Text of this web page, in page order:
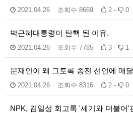
2021.04.26 조회수 8669 2 - 0
박근혜대통령이 탄핵 된 이유.
2021.04.26 조회수 7785 3 - 1
문재인이 왜 그토록 종전 선언에 매
2021.04.26 조회수 8316 2 - 0
NPK, 김일성 회고록 '세기와 더불어